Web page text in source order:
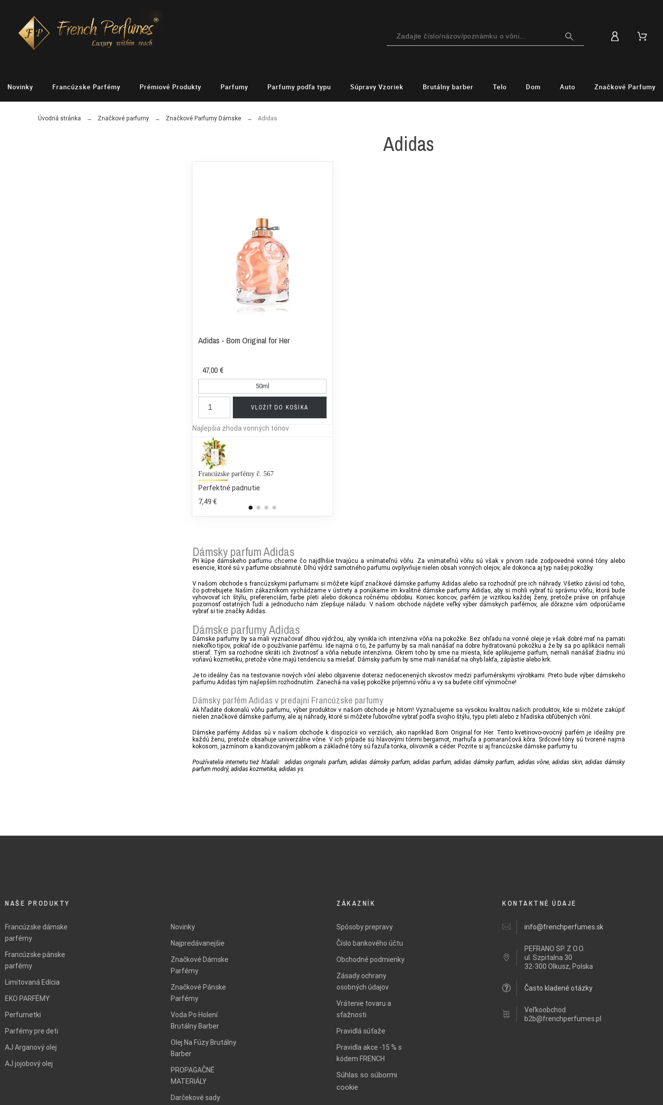
Novinky Francúzske Parfémy Prémiové Produkty Parfumy Parfumy podľa typu Súpravy Vzoriek Brutálny barber Telo Dom Auto Značkové Parfumy
Úvodná stránka Značkové parfumy Značkové Parfumy Dámske Adidas
Adidas
Adidas - Born Original for Her
47,00 €
50ml
VLOŽIŤ DO KOŠÍKA
Najlepšia zhoda vonných tónov
Francúzske parfémy č. 567
Perfektné padnutie
7,49 €
Dámsky parfum Adidas
Pri kúpe dámskeho parfumu chceme čo najdlhšie trvajúcu a vnímateľnú vôňu. Za vnímateľnú vôňu sú však v prvom rade zodpovedné vonné tóny alebo
esencie, ktoré sú v parfume obsiahnuté. Dlhú výdrž samotného parfumu ovplyvňuje nielen obsah vonných olejov, ale dokonca aj typ našej pokožky.
V našom obchode s francúzskymi parfumami si môžete kúpiť značkové dámske parfumy Adidas alebo sa rozhodnúť pre ich náhrady. Všetko závisí od toho,
čo potrebujete. Našim zákazníkom vychádzame v ústrety a ponúkame im kvalitné dámske parfumy Adidas, aby si mohli vybrať tú správnu vôňu, ktorá bude
vyhovovať ich štýlu, preferenciám, farbe pleti alebo dokonca ročnému obdobiu. Koniec koncov, parfém je vizitkou každej ženy, pretože práve on priťahuje
pozornosť ostatných ľudí a jednoducho nám zlepšuje náladu. V našom obchode nájdete veľký výber dámskych parfémov, ale dôrazne vám odporúčame
vybrať si tie značky Adidas.
Dámske parfumy Adidas
Dámske parfumy by sa mali vyznačovať dlhou výdržou, aby vynikla ich intenzívna vôňa na pokožke. Bez ohľadu na vonné oleje je však dobré mať na pamäti
niekoľko tipov, pokiaľ ide o používanie parfému. Ide najmä o to, že parfumy by sa mali nanášať na dobre hydratovanú pokožku a že by sa po aplikácii nemali
stierať. Tým sa rozhodne skráti ich životnosť a vôňa nebude intenzívna. Okrem toho by sme na miesta, kde aplikujeme parfum, nemali nanášať žiadnu inú
voňavú kozmetiku, pretože vône majú tendenciu sa miešať. Dámsky parfum by sme mali nanášať na ohyb lakťa, zápästie alebo krk.
Je to ideálny čas na testovanie nových vôní alebo objavenie doteraz nedocenených skvostov medzi parfumérskymi výrobkami. Preto bude výber dámskeho
parfumu Adidas tým najlepším rozhodnutím. Zanechá na vašej pokožke príjemnú vôňu a vy sa budete cítiť výnimočne!
Dámsky parfém Adidas v predajni Francúzske parfumy
Ak hľadáte dokonalú vôňu parfumu, výber produktov v našom obchode je hitom! Vyznačujeme sa vysokou kvalitou našich produktov, kde si môžete zakúpiť
nielen značkové dámske parfumy, ale aj náhrady, ktoré si môžete ľubovoľne vybrať podľa svojho štýlu, typu pleti alebo z hľadiska obľúbených vôní.
Dámske parfémy Adidas sú v našom obchode k dispozícii vo verziách, ako napríklad Born Original for Her. Tento kvetinovo-ovocný parfém je ideálny pre
každú ženu, pretože obsahuje univerzálne vône. V ich prípade sú hlavovými tónmi bergamot, marhuľa a pomarančová kôra. Srdcové tóny sú tvorené najmä
kokosom, jazmínom a kandizovaným jablkom a základné tóny sú fazuľa tonka, olivovník a céder. Pozrite si aj francúzske dámske parfumy tu.
Používatelia internetu tiež hľadali: adidas originals parfum, adidas dámsky parfum, adidas parfum, adidas dámsky parfum, adidas vône, adidas skin, adidas dámsky
parfum modrý, adidas kozmetika, adidas ys.
NAŠE PRODUKTY
Francúzske dámske
parfémy
Francúzske pánske
parfémy
Limitovaná Edícia
EKO PARFÉMY
Perfumetki
Parfémy pre deti
AJ Arganový olej
AJ jojobový olej
Novinky
Najpredávanejšie
Značkové Dámske
Parfémy
Značkové Pánske
Parfémy
Voda Po Holení
Brutálny Barber
Olej Na Fúzy Brutálny
Barber
PROPAGAČNÉ
MATERIÁLY
Darčekové sady
ZÁKAZNÍK
Spôsoby prepravy
Číslo bankového účtu
Obchodné podmienky
Zásady ochrany
osobných údajov
Vrátenie tovaru a
sťažnosti
Pravidlá súťaže
Pravidla akce -15 % s
kódem FRENCH
Súhlas so súbormi
cookie
KONTAKTNÉ ÚDAJE
info@frenchperfumes.sk
PEFRANO SP. Z O.O.
ul. Szpitalna 30
32-300 Olkusz, Polska
Často kladené otázky
Veľkoobchod
b2b@frenchperfumes.pl